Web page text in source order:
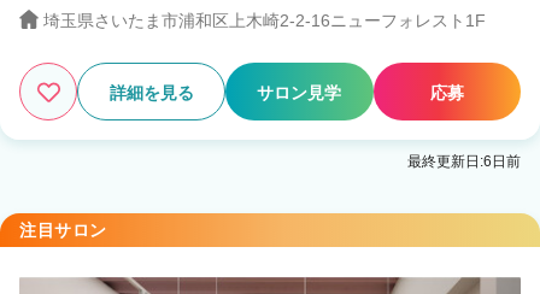
埼玉県さいたま市浦和区上木崎2-2-16ニューフォレスト1F
詳細を見る サロン見学 応募
最終更新日:6日前
注目サロン